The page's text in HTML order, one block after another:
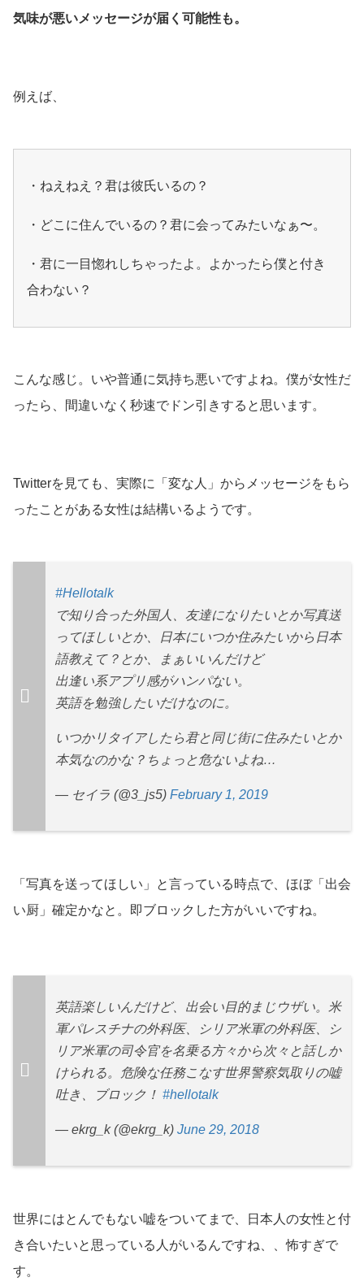
気味が悪いメッセージが届く可能性も。
例えば、
・ねえねえ？君は彼氏いるの？
・どこに住んでいるの？君に会ってみたいなぁ〜。
・君に一目惚れしちゃったよ。よかったら僕と付き
合わない？
こんな感じ。いや普通に気持ち悪いですよね。僕が女性だ
ったら、間違いなく秒速でドン引きすると思います。
Twitterを見ても、実際に「変な人」からメッセージをもら
ったことがある女性は結構いるようです。
#Hellotalk
で知り合った外国人、友達になりたいとか写真送
ってほしいとか、日本にいつか住みたいから日本
語教えて？とか、まぁいいんだけど
出逢い系アプリ感がハンパない。
英語を勉強したいだけなのに。
いつかリタイアしたら君と同じ街に住みたいとか
本気なのかな？ちょっと危ないよね…
— セイラ (@3_js5) February 1, 2019
「写真を送ってほしい」と言っている時点で、ほぼ「出会
い厨」確定かなと。即ブロックした方がいいですね。
英語楽しいんだけど、出会い目的まじウザい。米
軍パレスチナの外科医、シリア米軍の外科医、シ
リア米軍の司令官を名乗る方々から次々と話しか
けられる。危険な任務こなす世界警察気取りの嘘
吐き、ブロック！ #hellotalk
— ekrg_k (@ekrg_k) June 29, 2018
世界にはとんでもない嘘をついてまで、日本人の女性と付
き合いたいと思っている人がいるんですね、、怖すぎで
す。